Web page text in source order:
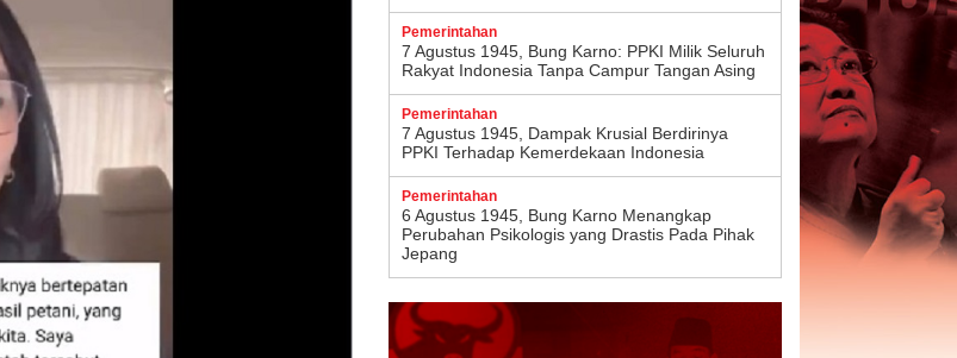
Pemerintahan
7 Agustus 1945, Bung Karno: PPKI Milik Seluruh
Rakyat Indonesia Tanpa Campur Tangan Asing
Pemerintahan
7 Agustus 1945, Dampak Krusial Berdirinya
PPKI Terhadap Kemerdekaan Indonesia
Pemerintahan
6 Agustus 1945, Bung Karno Menangkap
Perubahan Psikologis yang Drastis Pada Pihak
Jepang